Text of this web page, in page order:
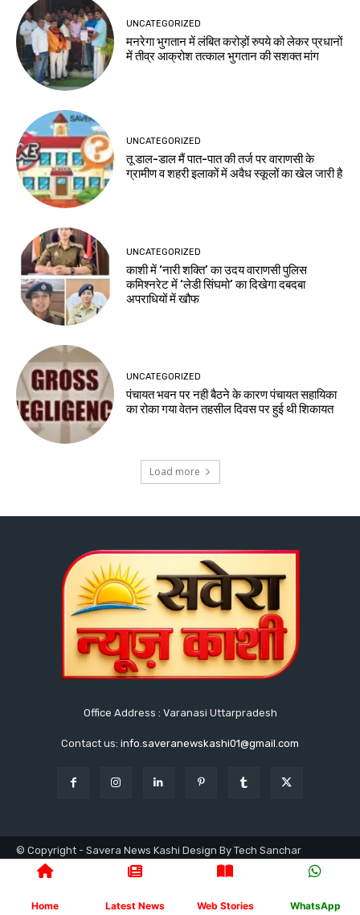
UNCATEGORIZED
मनरेगा भुगतान में लंबित करोड़ों रुपये को लेकर प्रधानों
में तीव्र आक्रोश तत्काल भुगतान की सशक्त मांग
UNCATEGORIZED
तू डाल-डाल मैं पात-पात की तर्ज पर वाराणसी के
ग्रामीण व शहरी इलाकों में अवैध स्कूलों का खेल जारी है
UNCATEGORIZED
काशी में ‘नारी शक्ति’ का उदय वाराणसी पुलिस
कमिश्नरेट में ‘लेडी सिंघमो’ का दिखेगा दबदबा
अपराधियों में खौफ
UNCATEGORIZED
पंचायत भवन पर नही बैठने के कारण पंचायत सहायिका
का रोका गया वेतन तहसील दिवस पर हुई थी शिकायत
Load more
Office Address : Varanasi Uttarpradesh
Contact us: info.saveranewskashi01@gmail.com
© Copyright - Savera News Kashi Design By Tech Sanchar
9140753811
उत्तरप्रदेश क्राइम
प्रशासनिक
खेलकूद
अध्यात्म मनोरंजन
Home Latest News Web Stories WhatsApp